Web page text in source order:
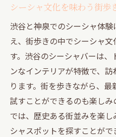
シーシャ文化を味わう街歩
渋谷と神泉でのシーシャ体
え、街歩きの中でシーシャ
す。渋谷のシーシャバーは
ンなインテリアが特徴で、
ります。街を歩きながら、
試すことができるのも楽し
では、歴史ある街並みを楽
シャスポットを探すことが